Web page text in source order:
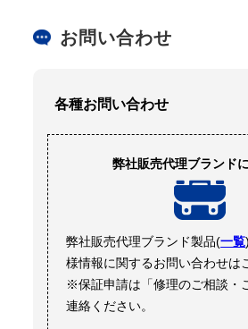
お問い合わせ
各種お問い合わせ
弊社販売代理ブランド
弊社販売代理ブランド製品(一覧
様情報に関するお問い合わせは
※保証申請は「修理のご相談・
連絡ください。